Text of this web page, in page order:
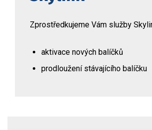
Zprostředkujeme Vám služby
aktivace nových balíčků
prodloužení stávajícího balíčku